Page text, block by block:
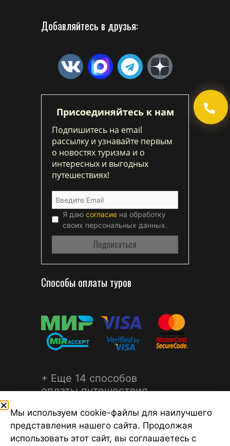
Добавляйтесь в друзья:
Присоединяйтесь к нам
Подпишитесь на email
рассылку и узнавайте первым
о новостях туризма и о
интересных и выгодных
путешествиях!
Я даю согласие на обработку
своих персональных данных.
Способы оплаты туров
+ Еще 14 способов
оплаты путешествия
Мы используем cookie-файлы для наилучшего
представления нашего сайта. Продолжая
использовать этот сайт, вы соглашаетесь с